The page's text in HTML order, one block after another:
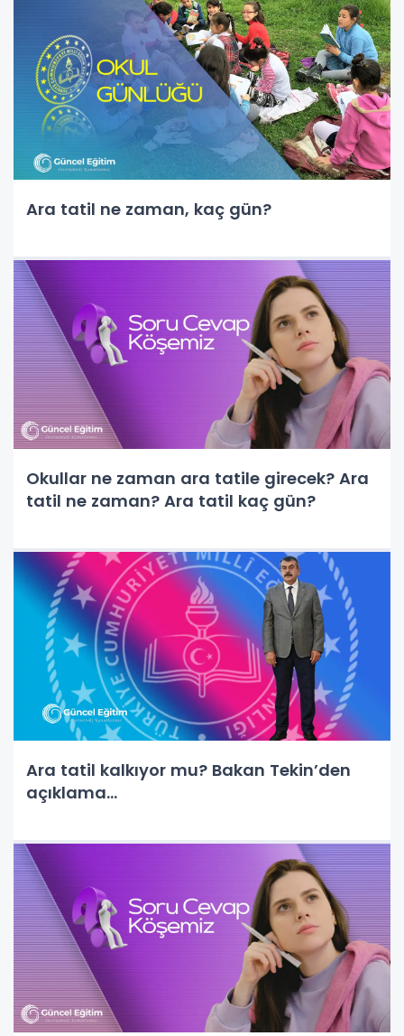
Ara tatil ne zaman, kaç gün?
Okullar ne zaman ara tatile girecek? Ara
tatil ne zaman? Ara tatil kaç gün?
Ara tatil kalkıyor mu? Bakan Tekin’den
açıklama…